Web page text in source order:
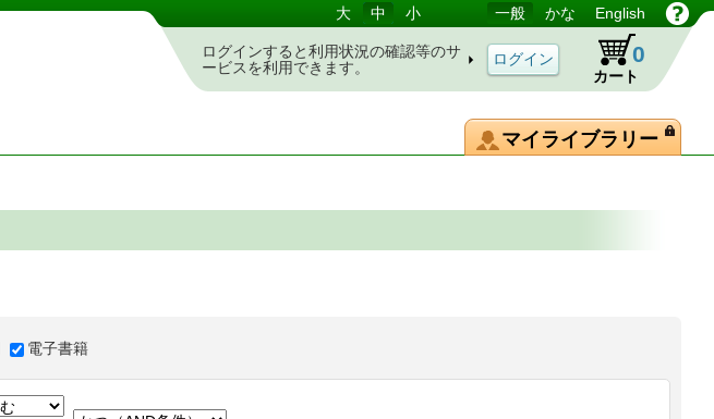
大 中 小 一般 かな English
ログインすると利用状況の確認等のサ
ービスを利用できます。
カート
0
マイライブラリー
電子書籍